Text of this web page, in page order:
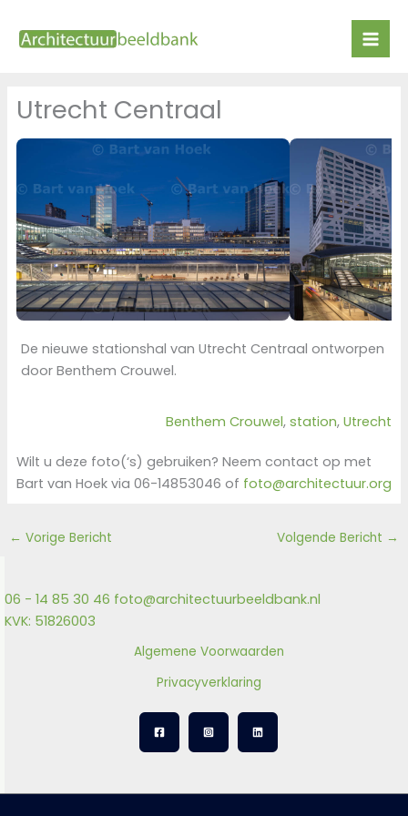
naar
Utrecht Centraal
De nieuwe stationshal van Utrecht Centraal ontworpen
door Benthem Crouwel.
Benthem Crouwel, station, Utrecht
Wilt u deze foto(‘s) gebruiken? Neem contact op met
Bart van Hoek via 06-14853046 of foto@architectuur.org
← Vorige Bericht Volgende Bericht →
06 - 14 85 30 46 foto@architectuurbeeldbank.nl
KVK: 51826003
Algemene Voorwaarden
Privacyverklaring